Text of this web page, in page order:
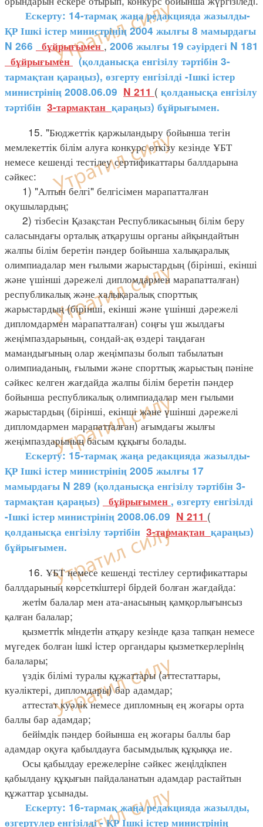
Ескерту: 14-тармақ жаңа редакцияда жазылды-
ҚР Ішкі істер министрінің 2004 жылғы 8 мамырдағы
N 266
бұйрығымен,2006 жылғы 19 сәуірдегі N 181
бұйрығымен (қолданысқа енгізілу тәртібін 3-
тармақтан қараңыз), өзгерту енгізілді -Ішкі істер
министрінің 2008.06.09 N 211 ( қолданысқа енгізілу
тәртібін 3-тармақтан қараңыз) бұйрығымен.
15. "Бюджеттік қаржыландыру бойынша тегін
мемлекеттік білім алуға конкурс өткізу кезінде ҰБТ
немесе кешенді тестілеу сертификаттары баллдарына
сәйкес:
1) "Алтын белгі" белгісімен марапатталған
оқушылардың;
2) тізбесін Қазақстан Республикасының білім беру
саласындағы орталық атқарушы органы айқындайтын
жалпы білім беретін пәндер бойынша халықаралық
олимпиадалар мен ғылыми жарыстардың (бірінші, екінші
және үшінші дәрежелі дипломдармен марапатталған)
республикалық және халықаралық спорттық
жарыстардың (бірінші, екінші және үшінші дәрежелі
дипломдармен марапатталған) соңғы үш жылдағы
жеңімпаздарының, сондай-ақ өздері таңдаған
мамандығының олар жеңімпазы болып табылатын
олимпиаданың, ғылыми және спорттық жарыстың пәніне
сәйкес келген жағдайда жалпы білім беретін пәндер
бойынша республикалық олимпиадалар мен ғылыми
жарыстардың (бірінші, екінші және үшінші дәрежелі
дипломдармен марапатталған) ағымдағы жылғы
жеңімпаздарының басым құқығы болады.
Ескерту: 15-тармақ жаңа редакцияда жазылды-
ҚР Ішкі істер министрінің 2005 жылғы 17
мамырдағы N 289 (қолданысқа енгізілу тәртібін 3-
тармақтан қараңыз)
бұйрығымен , өзгерту енгізілді
-Ішкі істер министрінің 2008.06.09 N 211 (
қолданысқа енгізілу тәртібін 3-тармақтан қараңыз)
бұйрығымен.
16. ҰБТ немесе кешенді тестілеу сертификаттары
баллдарының көрсеткiштерi бiрдей болған жағдайда:
жетiм балалар мен ата-анасының қамқорлығынсыз
қалған балалар;
қызметтiк мiндетiн атқару кезiнде қаза тапқан немесе
мүгедек болған iшкi iстер органдары қызметкерлерiнiң
балалары;
үздік білімі туралы құжаттары (аттестаттары,
куәліктері, дипломдары) бар адамдар;
аттестат куәлік немесе дипломның ең жоғары орта
баллы бар адамдар;
бейiмдiк пәндер бойынша ең жоғары баллы бар
адамдар оқуға қабылдауға басымдылық құқыққа ие.
Осы қабылдау ережелерiне сәйкес жеңiлдiкпен
қабылдану құқығын пайдаланатын адамдар растайтын
құжаттар ұсынады.
Ескерту: 16-тармақ жаңа редакцияда жазылды,
өзгертулер енгізілді - ҚР Ішкі істер министрінің